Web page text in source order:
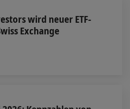
wird neuer ETF-
Exchange